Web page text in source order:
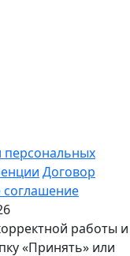
персональных
Договор
соглашение
работы и
«Принять» или